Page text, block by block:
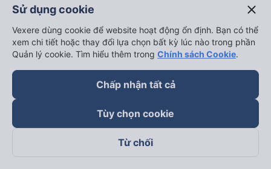
Xem thêm chuyến
Đặt mua vé xe đi Sài Gòn từ Phú Yên chất
lượng cao và giá vé ưu đãi nhất: 698
Tư vấn TOP 58 xe khách đi Sài Gòn từ Phú Yên chất
lượng cao, uy tín, giá rẻ nhất 08/2026
🚌 1. Xe Phan Khánh khởi hành tại Quốc lộ 1A
Sử dụng cookie close
Vexere dùng cookie để website hoạt động ổn định. Bạn có thể
xem chi tiết hoặc thay đổi lựa chọn bất kỳ lúc nào trong phần
Quản lý cookie. Tìm hiểu thêm trong Chính sách Cookie.
Chấp nhận tất cả
Tùy chọn cookie
Từ chối